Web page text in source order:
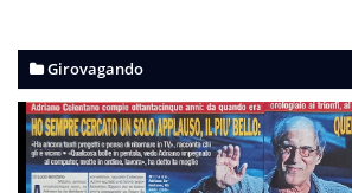
Girovagando